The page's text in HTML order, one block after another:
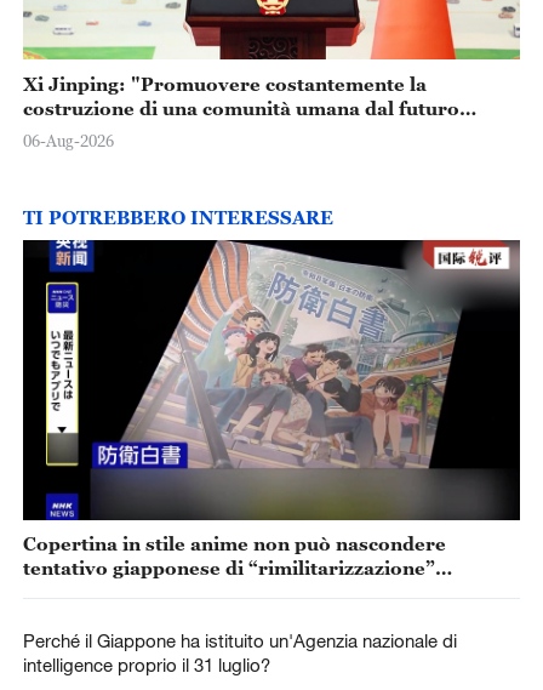
Xi Jinping: "Promuovere costantemente la
costruzione di una comunità umana dal futuro
condiviso"
06-Aug-2026
TI POTREBBERO INTERESSARE
Copertina in stile anime non può nascondere
tentativo giapponese di “rimilitarizzazione”
Perché il Giappone ha istituito un'Agenzia nazionale di
intelligence proprio il 31 luglio?